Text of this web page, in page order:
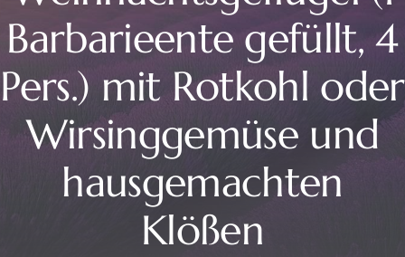
Barbarieente gefüllt, 4
Pers.) mit Rotkohl oder
Wirsinggemüse und
hausgemachten
Klößen